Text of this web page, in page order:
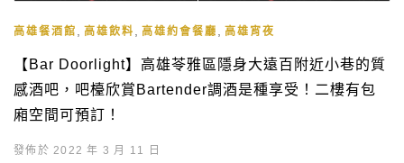
高雄餐酒館 高雄飲料 高雄約會餐廳 高雄宵夜
【Bar Doorlight】高雄苓雅區隱身大遠百附近小巷的質
感酒吧，吧檯欣賞Bartender調酒是種享受！二樓有包
廂空間可預訂！
發佈於 2022 年 3 月 11 日